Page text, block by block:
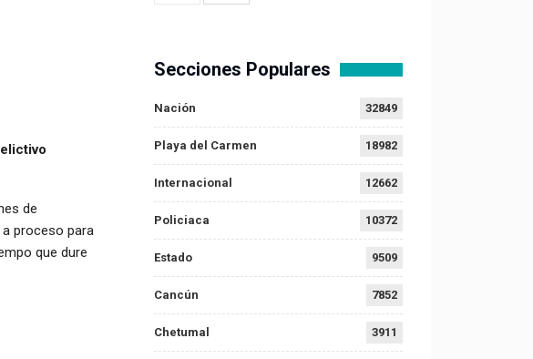
de
proceso para
que dure
Secciones Populares
Nación 32849
Playa del Carmen 18982
Internacional 12662
Policiaca 10372
Estado 9509
Cancún 7852
Chetumal 3911